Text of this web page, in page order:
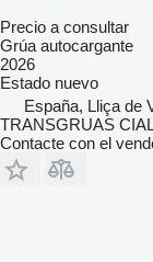
Precio a consultar
Grúa autocargante
2026
Estado nuevo
España, Lliça de
TRANSGRUAS
Contacte con el